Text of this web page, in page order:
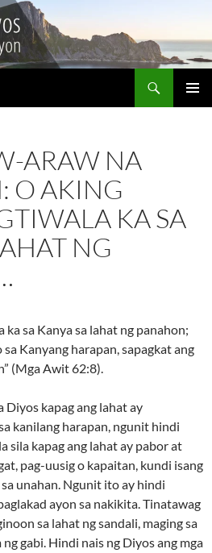
ARAW NA
O AKING
KA SA
NG
ka sa Kanya sa lahat ng panahon;
Kanyang harapan, sapagkat ang
(Mga Awit 62:8).
kapag ang lahat ay
kanilang harapan, ngunit hindi
sila kapag ang lahat ay pabor at
pag-uusig o kapaitan, kundi isang
unahan. Ngunit ito ay hindi
ayon sa nakikita. Tinatawag
sa lahat ng sandali, maging sa
gabi. Hindi nais ng Diyos ang mga